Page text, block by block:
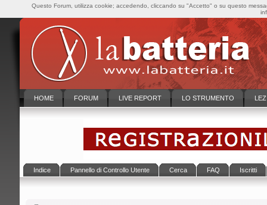
HOME FORUM LIVE REPORT LO STRUMENTO
Indice Pannello di Controllo Utente Cerca FAQ Iscritti
Questo Forum, utilizza cookie; accedendo, cliccando su "Accetto" o su questo